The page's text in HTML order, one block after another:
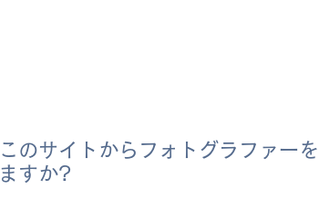
このサイトからフォトグラファー
ますか?